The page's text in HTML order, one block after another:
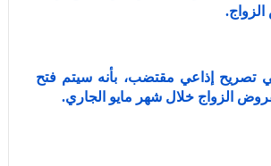
تصريح إذاعي مقتضب، بأنه سيتم فتح
الزواج خلال شهر مايو الجاري.